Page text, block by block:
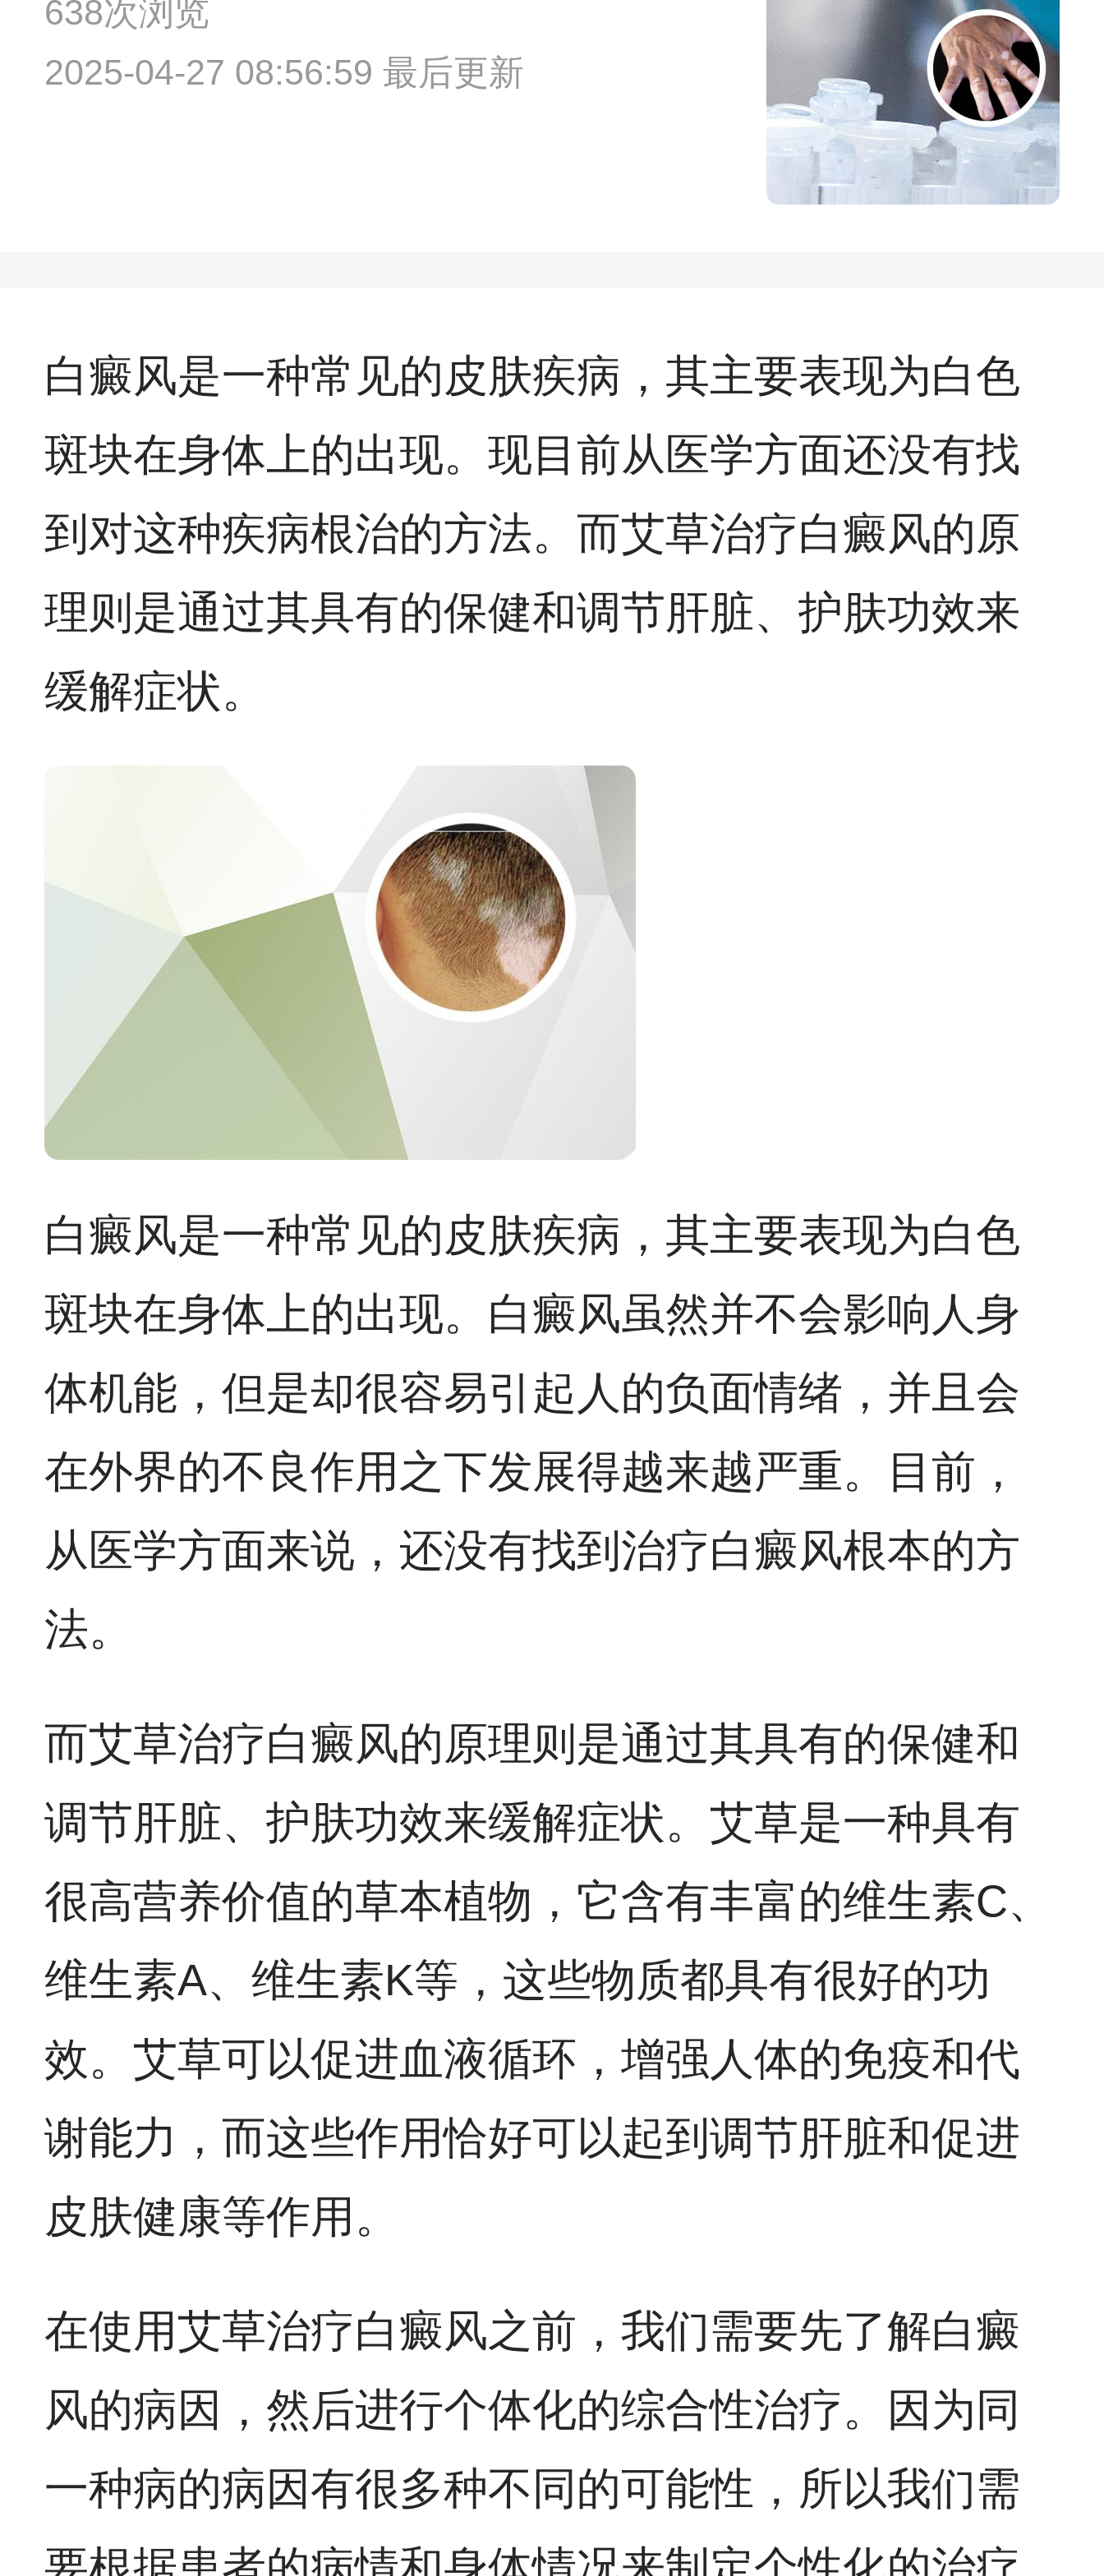
638次浏览
2025-04-27 08:56:59 最后更新
白癜风是一种常见的皮肤疾病，其主要表现为白色
斑块在身体上的出现。现目前从医学方面还没有找
到对这种疾病根治的方法。而艾草治疗白癜风的原
理则是通过其具有的保健和调节肝脏、护肤功效来
缓解症状。
白癜风是一种常见的皮肤疾病，其主要表现为白色
斑块在身体上的出现。白癜风虽然并不会影响人身
体机能，但是却很容易引起人的负面情绪，并且会
在外界的不良作用之下发展得越来越严重。目前，
从医学方面来说，还没有找到治疗白癜风根本的方
法。
而艾草治疗白癜风的原理则是通过其具有的保健和
调节肝脏、护肤功效来缓解症状。艾草是一种具有
很高营养价值的草本植物，它含有丰富的维生素C、
维生素A、维生素K等，这些物质都具有很好的功
效。艾草可以促进血液循环，增强人体的免疫和代
谢能力，而这些作用恰好可以起到调节肝脏和促进
皮肤健康等作用。
在使用艾草治疗白癜风之前，我们需要先了解白癜
风的病因，然后进行个体化的综合性治疗。因为同
一种病的病因有很多种不同的可能性，所以我们需